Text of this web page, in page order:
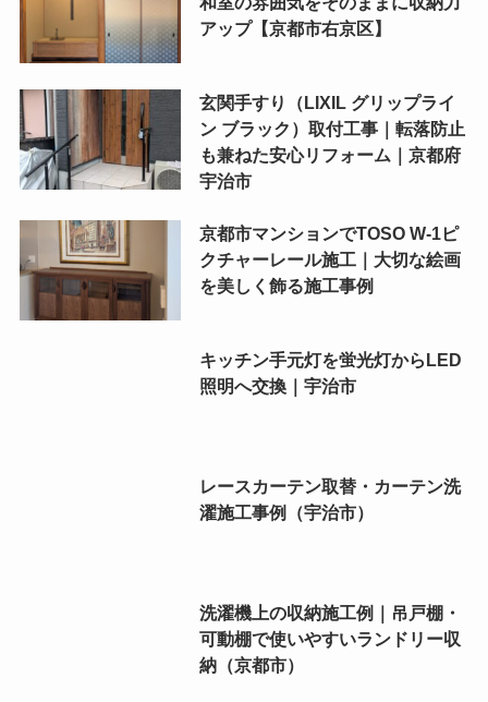
アップ【京都市右京区】
玄関手すり（LIXIL グリップライ
ン ブラック）取付工事｜転落防止
も兼ねた安心リフォーム｜京都府
宇治市
京都市マンションでTOSO W-1ピ
クチャーレール施工｜大切な絵画
を美しく飾る施工事例
キッチン手元灯を蛍光灯からLED
照明へ交換｜宇治市
レースカーテン取替・カーテン洗
濯施工事例（宇治市）
洗濯機上の収納施工例｜吊戸棚・
可動棚で使いやすいランドリー収
納（京都市）